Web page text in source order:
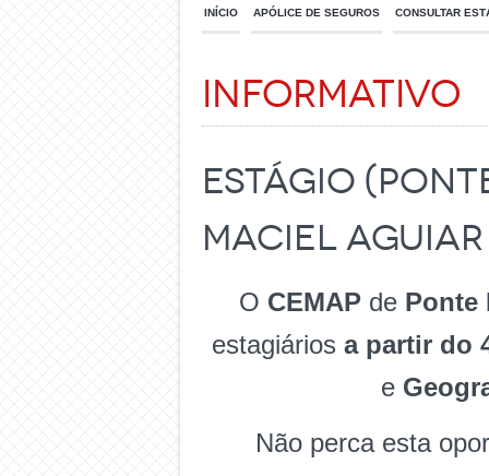
INÍCIO APÓLICE DE SEGUROS CONSULTAR
Informativo
Estágio
Maciel
O CEMAPde Ponte
estagiários a partir do
e
Não perca esta